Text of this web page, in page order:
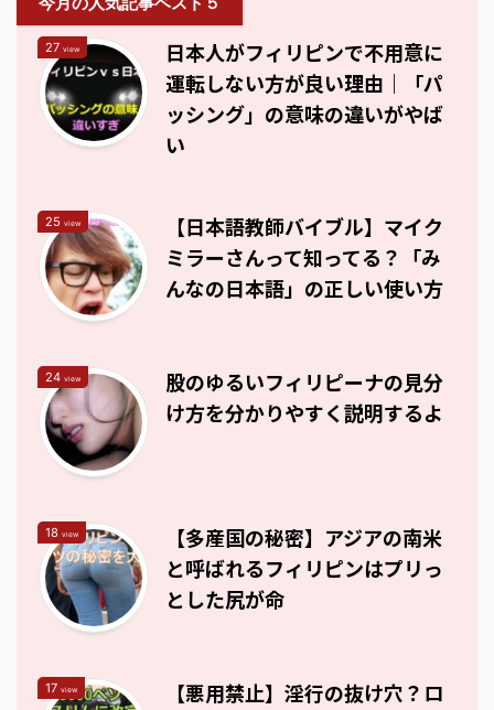
27 view
日本人がフィリピンで不用意に
運転しない方が良い理由｜「パ
ッシング」の意味の違いがやば
い
25 view
【日本語教師バイブル】マイク
ミラーさんって知ってる？「み
んなの日本語」の正しい使い方
24 view
股のゆるいフィリピーナの見分
け方を分かりやすく説明するよ
18 view
【多産国の秘密】アジアの南米
と呼ばれるフィリピンはプリっ
とした尻が命
17 view
【悪用禁止】淫行の抜け穴？ロ